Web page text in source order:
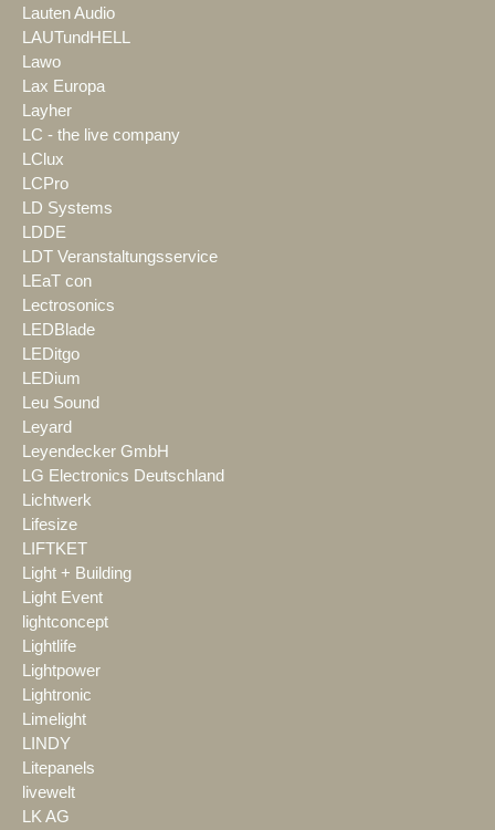
Lauten Audio
LAUTundHELL
Lawo
Lax Europa
Layher
LC - the live company
LClux
LCPro
LD Systems
LDDE
LDT Veranstaltungsservice
LEaT con
Lectrosonics
LEDBlade
LEDitgo
LEDium
Leu Sound
Leyard
Leyendecker GmbH
LG Electronics Deutschland
Lichtwerk
Lifesize
LIFTKET
Light + Building
Light Event
lightconcept
Lightlife
Lightpower
Lightronic
Limelight
LINDY
Litepanels
livewelt
LK AG